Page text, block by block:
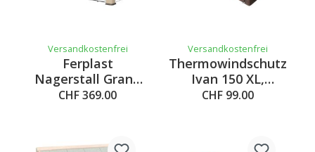
Versandkostenfrei
Ferplast
Nagerstall Grand
Lodge 120
CHF 369.00
Versandkostenfrei
Thermowindschutz
Ivan 150 XL,
155x62x105cm
CHF 99.00